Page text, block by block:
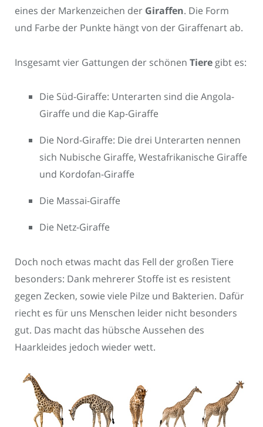
eines der Markenzeichen der Giraffen. Die Form
und Farbe der Punkte hängt von der Giraffenart ab.
Insgesamt vier Gattungen der schönen Tiere gibt es:
Die Süd-Giraffe: Unterarten sind die Angola-
Giraffe und die Kap-Giraffe
Die Nord-Giraffe: Die drei Unterarten nennen
sich Nubische Giraffe, Westafrikanische Giraffe
und Kordofan-Giraffe
Die Massai-Giraffe
Die Netz-Giraffe
Doch noch etwas macht das Fell der großen Tiere
besonders: Dank mehrerer Stoffe ist es resistent
gegen Zecken, sowie viele Pilze und Bakterien. Dafür
riecht es für uns Menschen leider nicht besonders
gut. Das macht das hübsche Aussehen des
Haarkleides jedoch wieder wett.